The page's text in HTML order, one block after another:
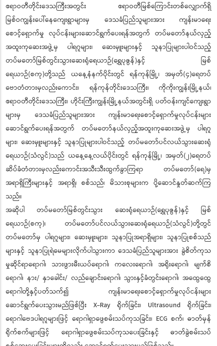
ဧရာဝတီတိုင်းဒေသကြီးအတွင်း ဧရာဝတီမြစ်ကြောင်းတစ်လျှောက်ရှိ
မြစ်ဝကျွန်းပေါ်နေကျေးရွာများမှ ဒေသခံပြည်သူများအား ကျန်းမာရေး
စောင့်ရှောက်မှု လုပ်ငန်းများဆောင်ရွက်ပေးရန်အတွက် တပ်မတော်နယ်လှည့်
အထူးကုဆေးအဖွဲ့မှ ပါရဂူများ၊ ဆေးမှူးများနှင့် သူနာပြုများပါဝင်သည့်
တပ်မတော်မြစ်တွင်းသွားဆေးရုံရေယာဉ်(ရွှေပုဇွန်)နှင့် မြစ်
ရေယာဉ်(စကု)တို့သည် ယနေ့နံနက်ပိုင်းတွင် ရန်ကုန်မြို့၊ အမှတ်(၄)ရေတပ်
ဗောတံတားမှလည်းကောင်း၊ ရန်ကုန်တိုင်းဒေသကြီး၊ ကိုကိုးကျွန်းမြို့နယ်၊
ဧရာဝတီတိုင်းဒေသကြီး၊ ဟိုင်းကြီးကျွန်းမြို့နယ်အတွင်းရှိ ပတ်ဝန်းကျင်ကျေးရွာ
များမှ ဒေသခံပြည်သူများအား ကျန်းမာရေးစောင့်ရှောက်မှုလုပ်ငန်းများ
ဆောင်ရွက်ပေးရန်အတွက် တပ်မတော်နယ်လှည့်အထူးကုဆေးအဖွဲ့မှ ပါရဂူ
များ၊ ဆေးမှူးများနှင့် သူနာပြုများပါဝင်သည့် တပ်မတော်ပင်လယ်သွားဆေးရုံ
ရေယာဉ်(သံလွင်)သည် ယနေ့နေ့လယ်ပိုင်းတွင် ရန်ကုန်မြို့၊ အမှတ်(၂)ရေတပ်
ဆိပ်ခံတံတားမှလည်းကောင်းအသီးသီးထွက်ခွာကြရာ တပ်မတော်(ရေ)မှ
အရာရှိကြီးများနှင့် အရာရှိ၊ စစ်သည်၊ မိသားစုများက ပို့ဆောင်နှုတ်ဆက်ကြ
သည်။
အဆိုပါ တပ်မတော်မြစ်တွင်းသွား ဆေးရုံရေယာဉ်(ရွှေပုဇွန်)နှင့် မြစ်
ရေယာဉ်(စကု)၊ တပ်မတော်ပင်လယ်သွားဆေးရုံရေယာဉ်(သံလွင်)တို့တွင်
တပ်မတော်မှ ပါရဂူများ၊ ဆေးမှူးများ၊ သူနာပြုအရာရှိများ၊ သူနာပြုစစ်သည်
များနှင့် သူနာပြုရဲမေများလိုက်ပါသွားကာ ဒေသခံပြည်သူများအား ခွဲစိတ်ကုသ
မှုဆိုင်ရာရောဂါ၊ သားဖွားမီးယပ်ရောဂါ၊ ကလေးရောဂါ၊ အရိုးရောဂါ၊ မျက်စိ
ရောဂါ၊ နား/ နှာခေါင်း/ လည်ချောင်းရောဂါ၊ သွားနှင့်ခံတွင်းရောဂါ၊ အထွေထွေ
ရောဂါတို့နှင့်ပတ်သက်၍ ကျန်းမာရေးစောင့်ရှောက်မှုလုပ်ငန်းများ
ဆောင်ရွက်ပေးသွားမည်ဖြစ်ပြီး X-Ray ရိုက်ခြင်း၊ Ultrasound ရိုက်ခြင်း၊
ရောဂါဗေဒပါရဂူများဖြင့် ရောဂါရှာဖွေစမ်းသပ်ကုသခြင်း၊ ECG စက်၊ ဓာတ်မှန်
ရိုက်စက်များဖြင့် ရောဂါရှာဖွေစမ်းသပ်ကုသပေးခြင်းနှင့် ဓာတ်ခွဲစမ်းသပ်